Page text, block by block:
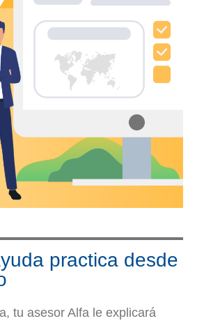
practica desde
tu asesor Alfa le explicará